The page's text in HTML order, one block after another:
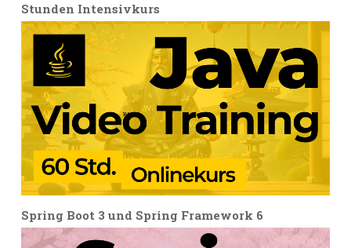
Stunden Intensivkurs
Spring Boot 3 und Spring Framework 6